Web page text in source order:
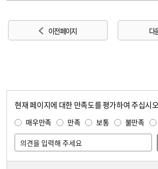
이전 페이지 다
현재 페이지에 대한 만족도를 평가하여 주십시
매우만족 만족 보통 불만족